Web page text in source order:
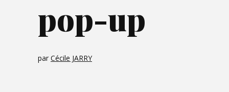
pop-up
par Cécile JARRY